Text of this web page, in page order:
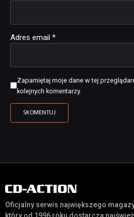
Adres email *
Zapamiętaj moje dane w tej
kolejnych komentarzy.
Oficjalny serwis największego
który od 1996 roku dostarcza